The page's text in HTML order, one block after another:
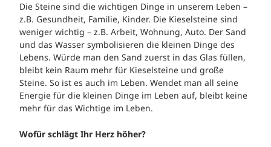
Die Steine sind die wichtigen Dinge in unserem Leben –
z.B. Gesundheit, Familie, Kinder. Die Kieselsteine sind
weniger wichtig – z.B. Arbeit, Wohnung, Auto. Der Sand
und das Wasser symbolisieren die kleinen Dinge des
Lebens. Würde man den Sand zuerst in das Glas füllen,
bleibt kein Raum mehr für Kieselsteine und große
Steine. So ist es auch im Leben. Wendet man all seine
Energie für die kleinen Dinge im Leben auf, bleibt keine
mehr für das Wichtige im Leben.
Wofür schlägt Ihr Herz höher?